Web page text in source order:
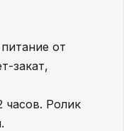
от
закат,
часов. Ролик